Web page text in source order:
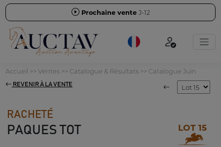
Prochaine vente J-12
Accueil >> Ventes>> Catalogue & Résultats>> Catalogue Juin
REVENIR À LA VENTE
RACHETÉ
PAQUES TOT LOT 15